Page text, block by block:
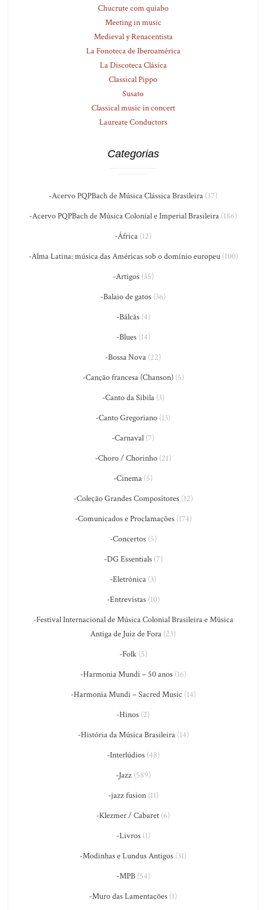
Chucrute com quiabo
Meeting in music
Medieval y Renacentista
La Fonoteca de Iberoamérica
La Discoteca Clásica
Classical Pippo
Susato
Classical music in concert
Laureate Conductors
Categorias
-Acervo PQPBach de Música Clássica Brasileira (37)
-Acervo PQPBach de Música Colonial e Imperial Brasileira (186)
-África (12)
-Alma Latina: música das Américas sob o domínio europeu(100)
-Artigos(35)
-Balaio de gatos (36)
-Bálcãs(4)
-Blues(14)
-Bossa Nova (22)
-Canção francesa (Chanson)(5)
-Canto da Sibila(3)
-Canto Gregoriano (13)
-Carnaval (7)
-Choro / Chorinho (21)
-Cinema (5)
-Coleção Grandes Compositores(12)
-Comunicados e Proclamações(174)
-Concertos(5)
-DG Essentials(7)
-Eletrônica (3)
-Entrevistas(10)
-Festival Internacional de Música Colonial Brasileira e Música
Antiga de Juiz de Fora (23)
-Folk(5)
-Harmonia Mundi – 50 anos(16)
-Harmonia Mundi – Sacred Music (14)
-Hinos (2)
-História da Música Brasileira(14)
-Interlúdios(48)
-Jazz(589)
-jazz fusion(11)
-Klezmer / Cabaret (6)
-Livros(1)
-Modinhas e Lundus Antigos (31)
-MPB(54)
-Muro das Lamentações (1)